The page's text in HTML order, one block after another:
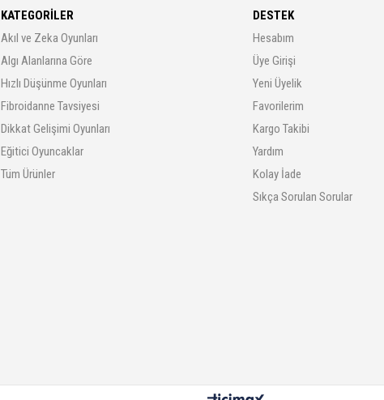
KATEGORİLER
Akıl ve Zeka Oyunları
Algı Alanlarına Göre
Hızlı Düşünme Oyunları
Fibroidanne Tavsiyesi
Dikkat Gelişimi Oyunları
Eğitici Oyuncaklar
Tüm Ürünler
DESTEK
Hesabım
Üye Girişi
Yeni Üyelik
Favorilerim
Kargo Takibi
Yardım
Kolay İade
Sıkça Sorulan Sorular